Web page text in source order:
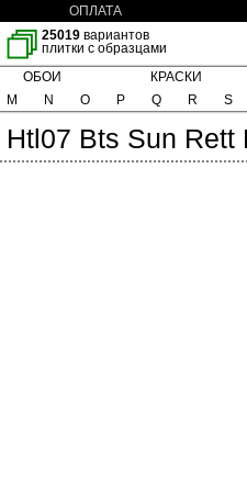
ОПЛАТА
25019 вариантов
плитки с образцами
ОБОИ КРАСКИ
M N O P Q R S
Htl07 Bts Sun Rett